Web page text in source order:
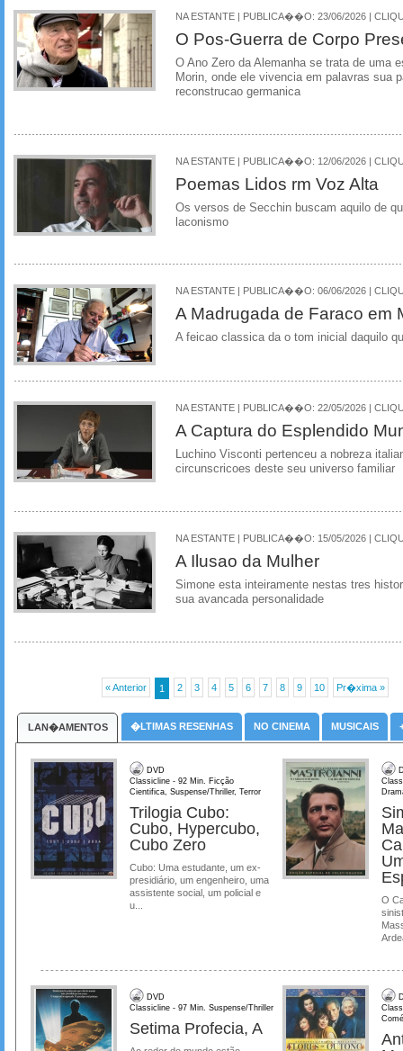
NA ESTANTE | PUBLICA��O: 23/06/2026 |
O Pos-Guerra de Corpo
O Ano Zero da Alemanha se trata de uma
Morin, onde ele vivencia em palavras sua
reconstrucao germanica
NA ESTANTE | PUBLICA��O: 12/06/2026 |
Poemas Lidos rm Voz Alta
Os versos de Secchin buscam aquilo de
laconismo
NA ESTANTE | PUBLICA��O: 06/06/2026 |
A Madrugada de Faraco em
A feicao classica da o tom inicial daquilo
NA ESTANTE | PUBLICA��O: 22/05/2026 |
A Captura do Esplendido
Luchino Visconti pertenceu a nobreza
circunscricoes deste seu universo familiar
NA ESTANTE | PUBLICA��O: 15/05/2026 |
A Ilusao da Mulher
Simone esta inteiramente nestas tres
sua avancada personalidade
« Anterior 1 2 3 4 5 6 7 8 9 10 Pr�xima »
LAN�AMENTOS �LTIMAS RESENHAS NO CINEMA MUSICAIS
DVD
Classicline - 92 Min. Ficção
Cientifica, Suspense/Thriller, Terror
Trilogia Cubo:
Cubo, Hypercubo,
Cubo Zero
Cubo: Uma estudante, um ex-
presidiário, um engenheiro, uma
assistente social, um policial e
u...
O
DVD
Classicline - 97 Min. Suspense/Thriller
Setima Profecia, A